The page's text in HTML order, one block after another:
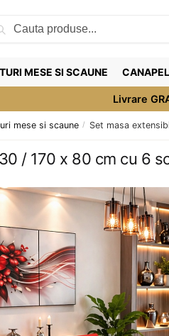
MESE SI SCAUNE
Livrare
mese si scaune / Set masa
/ 170 x 80 cm cu 6